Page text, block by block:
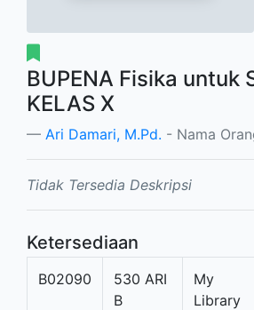
BUPENA Fisika untuk
KELAS X
Ari Damari, M.Pd. - Nama
Tidak Tersedia Deskripsi
Ketersediaan
B02090
530 ARI
B
My
Library